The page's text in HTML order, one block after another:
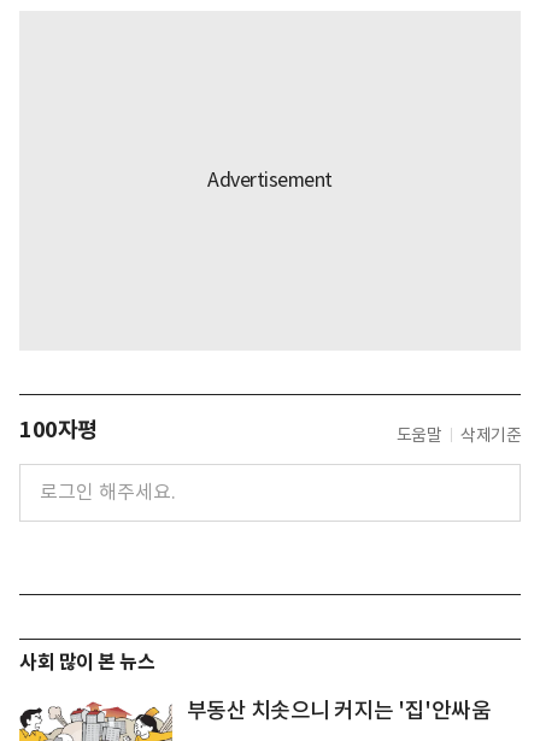
100자평 도움말 삭제기준
사회 많이 본 뉴스
부동산 치솟으니 커지는 '집'안싸움